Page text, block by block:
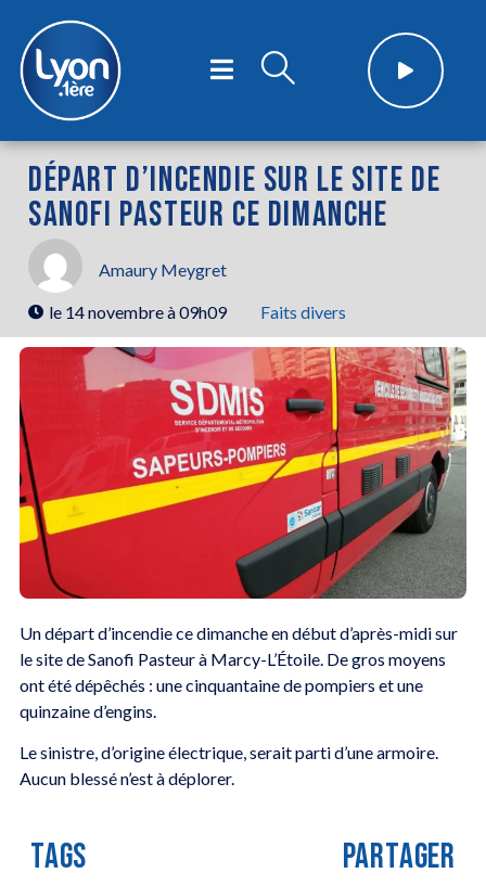
DÉPART D’INCENDIE SUR LE SITE DE
SANOFI PASTEUR CE DIMANCHE
Amaury Meygret
le 14 novembre à 09h09 Faits divers
Un départ d’incendie ce dimanche en début d’après-midi sur
le site de Sanofi Pasteur à Marcy-L’Étoile. De gros moyens
ont été dépêchés : une cinquantaine de pompiers et une
quinzaine d’engins.
Le sinistre, d’origine électrique, serait parti d’une armoire.
Aucun blessé n’est à déplorer.
TAGS PARTAGER